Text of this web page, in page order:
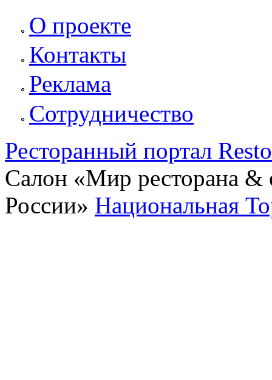
О проекте
Контакты
Реклама
Сотрудничество
Ресторанный портал
Салон «Мир ресторана &
России» Национальная